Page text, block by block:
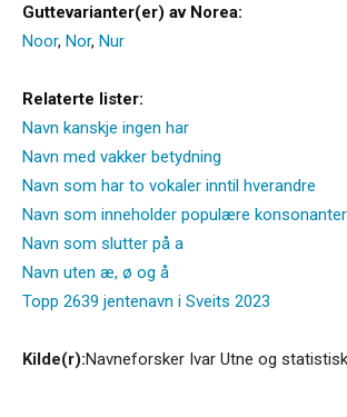
Guttevarianter(er) av Norea:
Noor, Nor, Nur
Relaterte lister:
Navn kanskje ingen har
Navn med vakker betydning
Navn som har to vokaler inntil hverandre
Navn som inneholder populære konsonanter
Navn som slutter på a
Navn uten æ, ø og å
Topp 2639 jentenavn i Sveits 2023
Kilde(r):Navneforsker Ivar Utne og